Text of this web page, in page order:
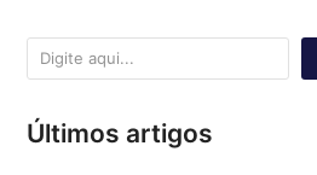
Últimos artigos